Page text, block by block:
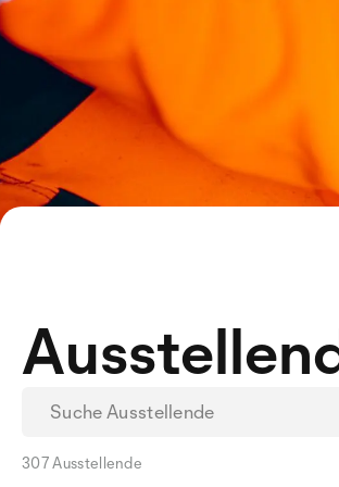
307 Ausstellende